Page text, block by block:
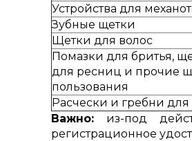
Устройства для
Зубные щетки
Щетки для волос
Помазки для бритья,
для ресниц и прочие
пользования
Расчески и гребни для
Важно:из-под
регистрационное